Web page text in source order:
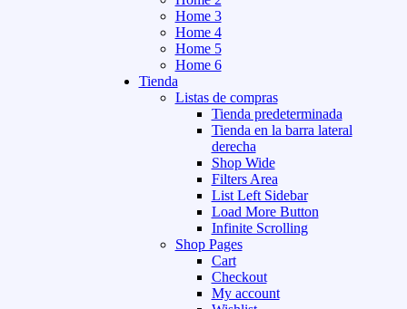
Home 3
Home 4
Home 5
Home 6
Tienda
Listas de compras
Tienda predeterminada
Tienda en la barra lateral
derecha
Shop Wide
Filters Area
List Left Sidebar
Load More Button
Infinite Scrolling
Shop Pages
Cart
Checkout
My account